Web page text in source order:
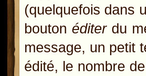
(quelquefois dans
bouton éditerdu
message, un petit
édité, le nombre